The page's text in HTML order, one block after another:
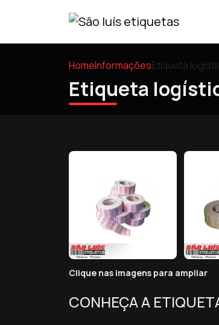
HomeInformaçõesEtiqueta
Etiqueta
Clique nas imagens para ampliar
CONHEÇA A